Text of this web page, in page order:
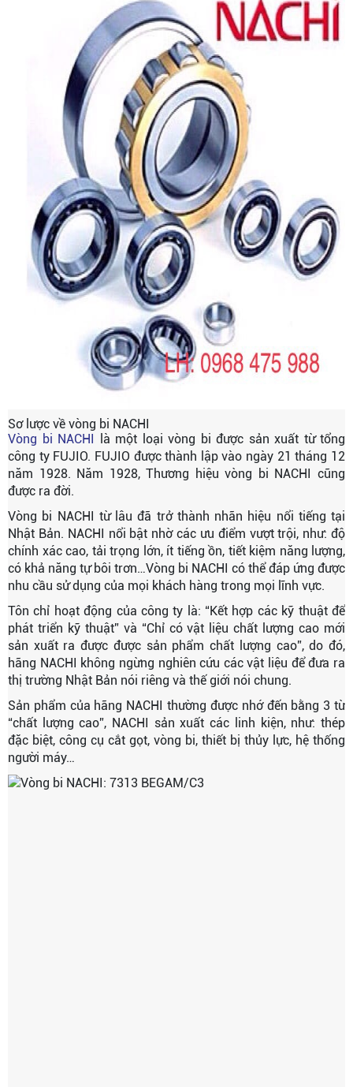
Sơ lược về vòng bi NACHI
Vòng bi NACHI
là một loại vòng bi được sản xuất từ tổng
công ty FUJIO. FUJIO được thành lập vào ngày 21 tháng 12
năm 1928. Năm 1928, Thương hiệu vòng bi NACHI cũng
được ra đời.
Vòng bi NACHI từ lâu đã trở thành nhãn hiệu nổi tiếng tại
Nhật Bản. NACHI nổi bật nhờ các ưu điểm vượt trội, như: độ
chính xác cao, tải trọng lớn, ít tiếng ồn, tiết kiệm năng lượng,
có khả năng tự bôi trơn…Vòng bi NACHI có thể đáp ứng được
nhu cầu sử dụng của mọi khách hàng trong mọi lĩnh vực.
Tôn chỉ hoạt động của công ty là: “Kết hợp các kỹ thuật để
phát triển kỹ thuật” và “Chỉ có vật liệu chất lượng cao mới
sản xuất ra được được sản phẩm chất lượng cao”, do đó,
hãng NACHI không ngừng nghiên cứu các vật liệu để đưa ra
thị trường Nhật Bản nói riêng và thế giới nói chung.
Sản phẩm của hãng NACHI thường được nhớ đến bằng 3 từ
“chất lượng cao”, NACHI sản xuất các linh kiện, như: thép
đặc biệt, công cụ cắt gọt, vòng bi, thiết bị thủy lực, hệ thống
người máy…